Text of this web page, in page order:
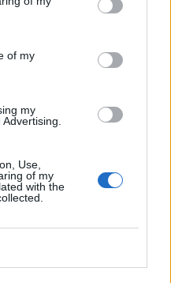
of my
my
Use,
of my
with the
08. 19:33
bocsátaná meg, de remélem
de csak módjával!
volt! Tényleg nem ebbe
hasonló, egyező topicokat,
meg!
02. 08. 19:35